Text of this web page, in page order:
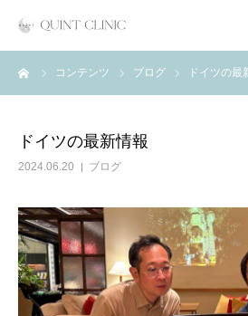
コンテンツ ブログ ドイツの最
ドイツの最新情報
2024.06.20 ブログ
クリニック紹介
Guest
パートナーシップ